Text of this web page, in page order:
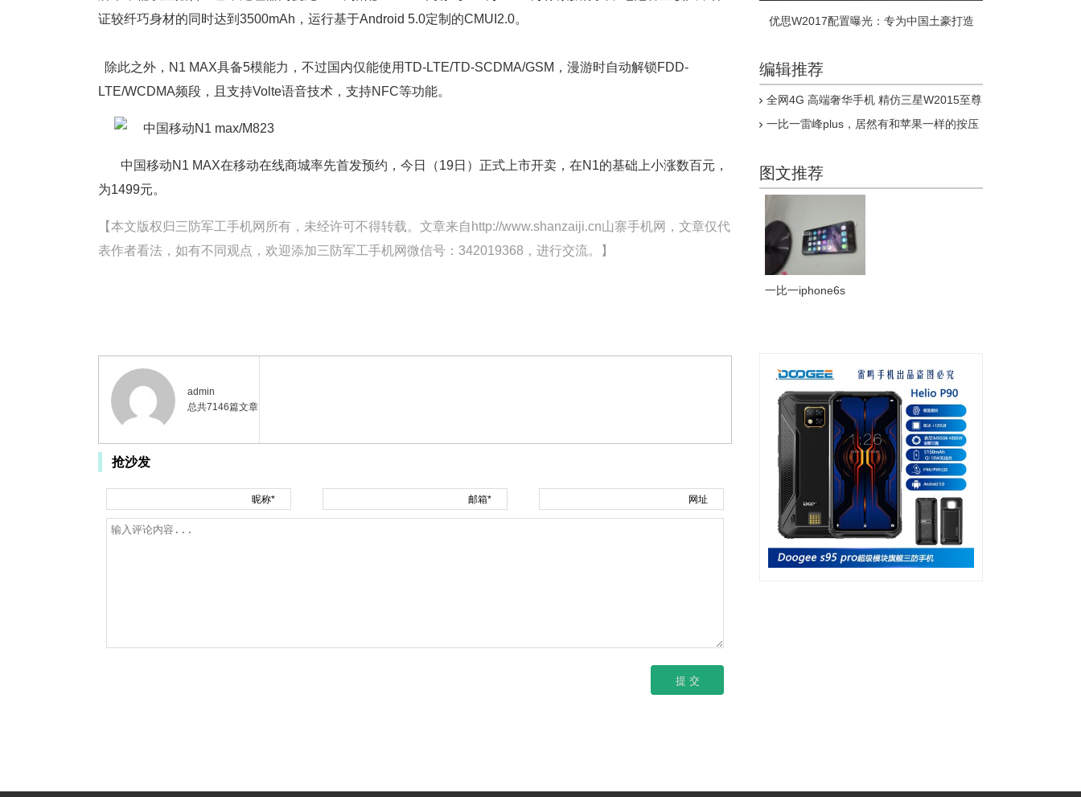
证较纤巧身材的同时达到3500mAh，运行基于Android 5.0定制的CMUI2.0。
除此之外，N1 MAX具备5模能力，不过国内仅能使用TD-LTE/TD-SCDMA/GSM，漫游时自动解锁FDD-
LTE/WCDMA频段，且支持Volte语音技术，支持NFC等功能。
中国移动N1 MAX在移动在线商城率先首发预约，今日（19日）正式上市开卖，在N1的基础上小涨数百元，
为1499元。
【本文版权归三防军工手机网所有，未经许可不得转载。文章来自http://www.shanzaiji.cn山寨手机网，文章仅代
表作者看法，如有不同观点，欢迎添加三防军工手机网微信号：342019368，进行交流。】
admin
总共7146篇文章
抢沙发
昵称* 邮箱* 网址
优思W2017配置曝光：专为中国土豪打造
编辑推荐
全网4G 高端奢华手机 精仿三星W2015至尊
一比一雷峰plus，居然有和苹果一样的按压
图文推荐
一比一iphone6s